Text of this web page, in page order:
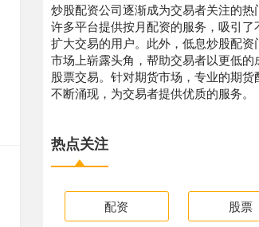
炒股配资公司逐渐成为交易者关注的热
许多平台提供按月配资的服务，吸引了
扩大交易的用户。此外，低息炒股配资
市场上崭露头角，帮助交易者以更低的
股票交易。针对期货市场，专业的期货
不断涌现，为交易者提供优质的服务。
热点关注
配资 股票